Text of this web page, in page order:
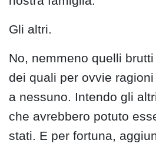
Gli altri.
No, nemmeno quelli
dei quali per ovvie
a nessuno. Intendo gli
che avrebbero potuto
stati. E per fortuna,